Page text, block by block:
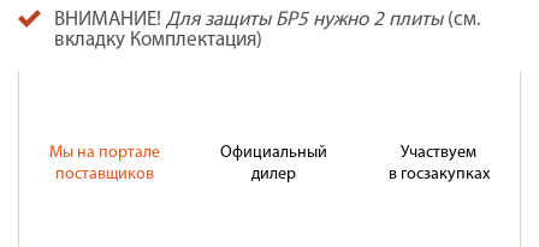
ВНИМАНИЕ! Для защиты БР5 нужно 2 плиты(см.
вкладку Комплектация)
Мы на портале
поставщиков
Официальный
дилер
Участвуем
в госзакупках